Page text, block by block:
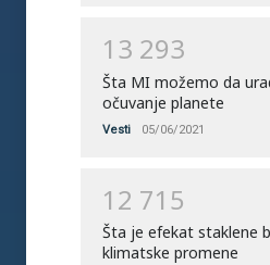
1 3 293
Šta MI možemo da
očuvanje planete
Vesti 05/06/2021
1 2 71 5
Šta je efekat staklene
klimatske promene